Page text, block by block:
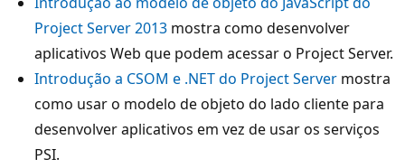
Project Server 2013 mostra como desenvolver
aplicativos Web que podem acessar o Project Server.
Introdução a CSOM e .NET do Project Server mostra
como usar o modelo de objeto do lado cliente para
desenvolver aplicativos em vez de usar os serviços
PSI.